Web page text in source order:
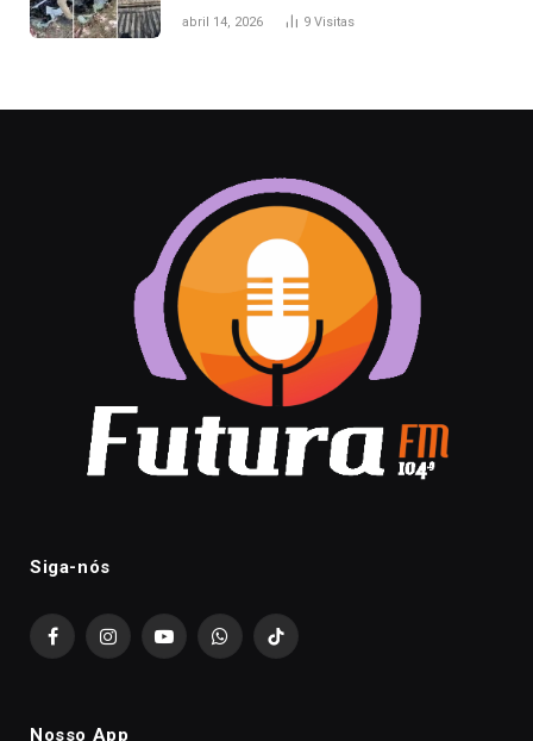
apreendidas no TO em três meses
abril 14, 2026 9 Visitas
Siga-nós
FacebookInstagramYouTubeWhatsAppTikTok
Nosso App